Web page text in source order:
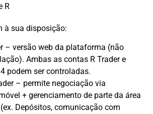
R
à sua disposição:
– versão web da plataforma (não
Ambas as contas R Trader e
podem ser controladas.
– permite negociação via
+ gerenciamento de parte da área
Depósitos, comunicação com